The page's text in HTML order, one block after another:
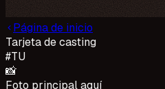
Página de inicio
Tarjeta de casting
#TU
📸
Foto principal aquí